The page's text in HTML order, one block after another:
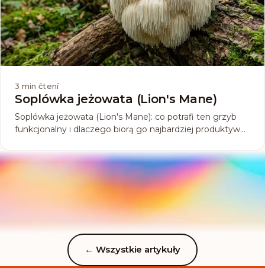
3 min čtení
Soplówka jeżowata (Lion's Mane)
Soplówka jeżowata (Lion's Mane): co potrafi ten grzyb
funkcjonalny i dlaczego biorą go najbardziej produktywni
←Wszystkie artykuły